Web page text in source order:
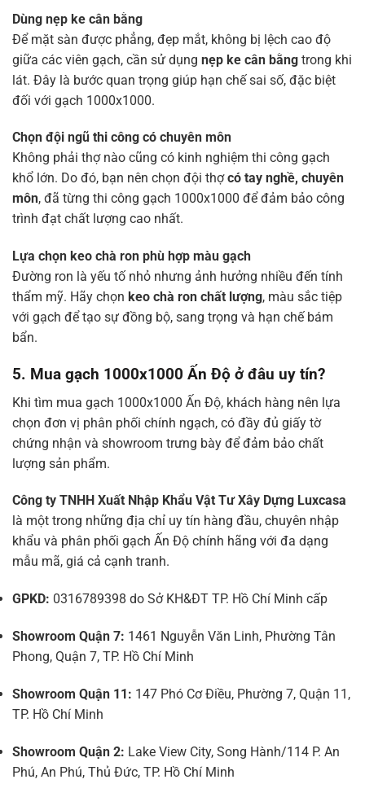
Dùng nẹp ke cân bằng
Để mặt sàn được phẳng, đẹp mắt, không bị lệch cao độ
giữa các viên gạch, cần sử dụng nẹp ke cân bằng trong khi
lát. Đây là bước quan trọng giúp hạn chế sai số, đặc biệt
đối với gạch 1000x1000.
Chọn đội ngũ thi công có chuyên môn
Không phải thợ nào cũng có kinh nghiệm thi công gạch
khổ lớn. Do đó, bạn nên chọn đội thợcó tay nghề, chuyên
môn, đã từng thi công gạch 1000x1000 để đảm bảo công
trình đạt chất lượng cao nhất.
Lựa chọn keo chà ron phù hợp màu gạch
Đường ron là yếu tố nhỏ nhưng ảnh hưởng nhiều đến tính
thẩm mỹ. Hãy chọn keo chà ron chất lượng, màu sắc tiệp
với gạch để tạo sự đồng bộ, sang trọng và hạn chế bám
bẩn.
5. Mua gạch 1000x1000 Ấn Độ ở đâu uy tín?
Khi tìm mua gạch 1000x1000 Ấn Độ, khách hàng nên lựa
chọn đơn vị phân phối chính ngạch, có đầy đủ giấy tờ
chứng nhận và showroom trưng bày để đảm bảo chất
lượng sản phẩm.
Công ty TNHH Xuất Nhập Khẩu Vật Tư Xây Dựng Luxcasa
là một trong những địa chỉ uy tín hàng đầu, chuyên nhập
khẩu và phân phối gạch Ấn Độ chính hãng với đa dạng
mẫu mã, giá cả cạnh tranh.
GPKD: 0316789398 do Sở KH&ĐT TP. Hồ Chí Minh cấp
Showroom Quận 7: 1461 Nguyễn Văn Linh, Phường Tân
Phong, Quận 7, TP. Hồ Chí Minh
Showroom Quận 11: 147 Phó Cơ Điều, Phường 7, Quận 11,
TP. Hồ Chí Minh
Showroom Quận 2: Lake View City, Song Hành/114 P. An
Phú, An Phú, Thủ Đức, TP. Hồ Chí Minh